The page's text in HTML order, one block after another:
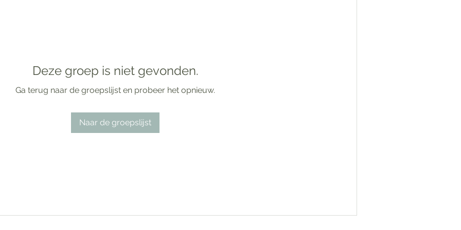
Deze groep is niet gevonden.
Ga terug naar de groepslijst en probeer het opnieuw.
Naar de groepslijst